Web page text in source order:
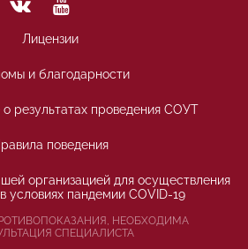
Лицензии
и благодарности
результатах проведения СОУТ
поведения
организацией для осуществления
условиях пандемии COVID-19
НЕОБХОДИМА
СПЕЦИАЛИСТА